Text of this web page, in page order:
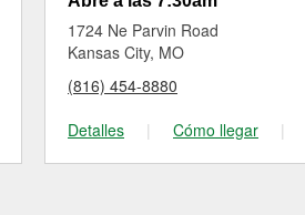
1724 Ne Parvin Road
Kansas City, MO
(816) 454-8880
Detalles
| Cómo llegar |